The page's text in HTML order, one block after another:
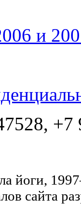
и
+7
йоги,
сайта